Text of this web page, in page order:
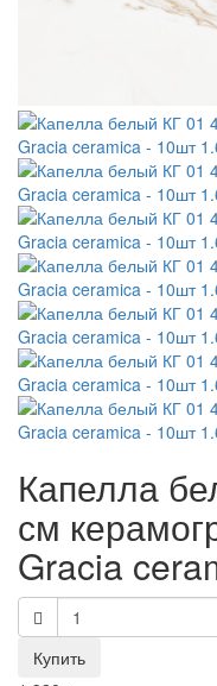
Капелла
см
Gracia